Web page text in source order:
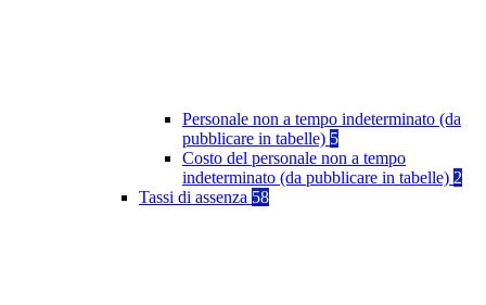
Personale non a tempo indeterminato (da
pubblicare in tabelle) 5
Costo del personale non a tempo
indeterminato (da pubblicare in tabelle) 2
Tassi di assenza 58